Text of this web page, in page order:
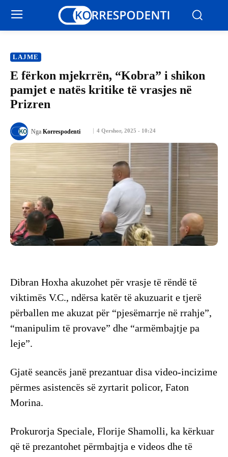
LAJME
E fërkon mjekrrën, “Kobra” i shikon
pamjet e natës kritike të vrasjes në
Prizren
4 Qershor, 2025 - 10:24
Nga Korrespodenti
Dibran Hoxha akuzohet për vrasje të rëndë të
viktimës V.C., ndërsa katër të akuzuarit e tjerë
përballen me akuzat për “pjesëmarrje në rrahje”,
“manipulim të provave” dhe “armëmbajtje pa
leje”.
Gjatë seancës janë prezantuar disa video-incizime
përmes asistencës së zyrtarit policor, Faton
Morina.
Prokurorja Speciale, Florije Shamolli, ka kërkuar
që të prezantohet përmbajtja e videos dhe të